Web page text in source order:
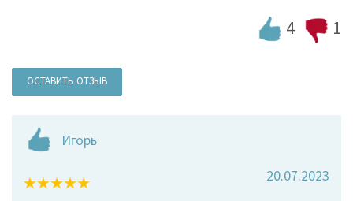
4 1
ОСТАВИТЬ ОТЗЫВ
Игорь
20.07.2023